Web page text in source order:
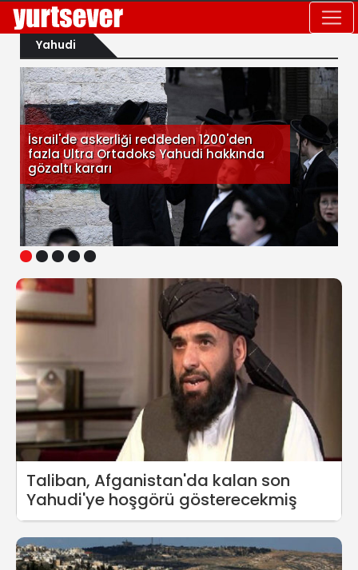
Yahudi
1 2 3 4 5
İsrail'de askerliği reddeden 1200'den
fazla Ultra Ortadoks Yahudi hakkında
gözaltı kararı
Taliban, Afganistan'da kalan son
Yahudi'ye hoşgörü gösterecekmiş